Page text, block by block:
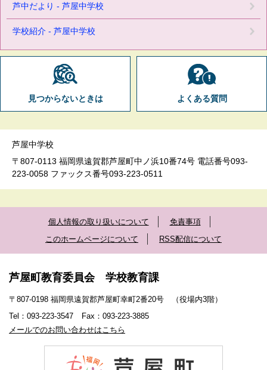
芦中だより - 芦屋中学校
学校紹介 - 芦屋中学校
見つからないときは よくある質問
芦屋中学校
〒807-0113 福岡県遠賀郡芦屋町中ノ浜10番74号 電話番号093-
223-0058 ファックス番号093-223-0511
個人情報の取り扱いについて
免責事項
このホームページについて
RSS配信について
芦屋町教育委員会 学校教育課
〒807-0198 福岡県遠賀郡芦屋町幸町2番20号 （役場内3階）
Tel：093-223-3547
Fax：093-223-3885
メールでのお問い合わせはこちら